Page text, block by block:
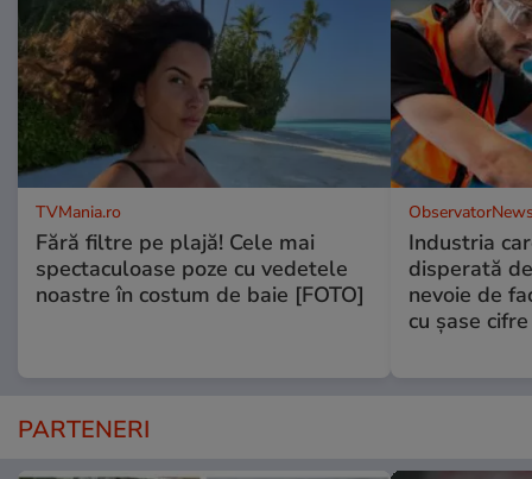
TVMania.ro
Fără filtre pe plajă! Cele mai
spectaculoase poze cu vedetele
noastre în costum de baie [FOTO]
Industria
disperată
nevoie de
cu şase cifre
PARTENERI